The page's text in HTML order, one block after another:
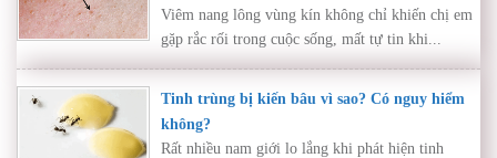
Viêm nang lông vùng kín không chỉ khiến chị em
gặp rắc rối trong cuộc sống, mất tự tin khi...
Tinh trùng bị kiến bâu vì sao? Có nguy hiểm
không?
Rất nhiều nam giới lo lắng khi phát hiện tinh